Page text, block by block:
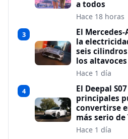
a todos
Hace 18 horas
3
El Mercedes-
la
seis
los altavoces
Hace 1 día
4
El Deepal
principales
convertirse
más serio de
Hace 1 día